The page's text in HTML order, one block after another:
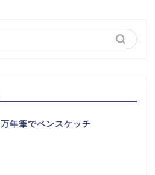
万年筆でペンスケッチ